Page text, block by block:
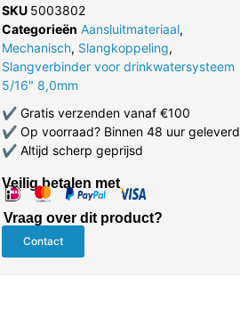
SKU 5003802
Categorieën Aansluitmateriaal,
Mechanisch, Slangkoppeling,
Slangverbinder voor drinkwatersysteem
5/16" 8,0mm
✔Gratis verzenden vanaf €100
✔Op voorraad? Binnen 48 uur geleverd
✔Altijd scherp geprijsd
Veilig betalen met
Vraag over dit product?
Contact